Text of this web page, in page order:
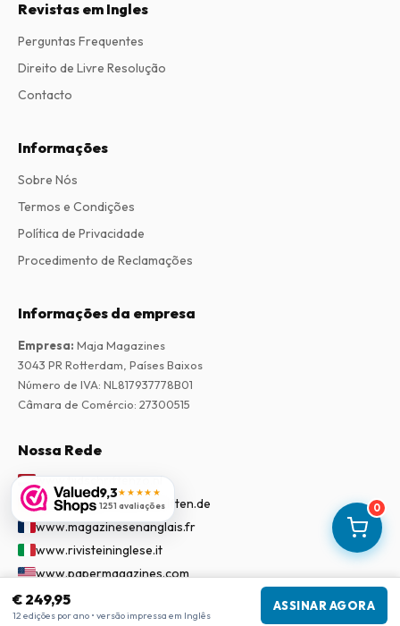
0
€ 249,95
12 edições por ano • versão impressa em Inglês
ASSINAR AGORA
9,3★★★★★
1251 avaliações
Revistas em Ingles
Perguntas Frequentes
Direito de Livre Resolução
Contacto
Informações
Sobre Nós
Termos e Condições
Política de Privacidade
Procedimento de Reclamações
Informações da empresa
Empresa: Maja Magazines
3043 PR Rotterdam, Países Baixos
Número de IVA: NL817937778B01
Câmara de Comércio: 27300515
Nossa Rede
www.tijdschriftenzo.nl
www.englischezeitschriften.de
www.magazinesenanglais.fr
www.rivisteininglese.it
www.papermagazines.com
www.americanmagazines.co.uk
www.engelskatidskrifter.se